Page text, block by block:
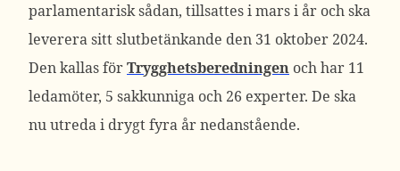
parlamentarisk sådan, tillsattes i mars i år och ska
leverera sitt slutbetänkande den 31 oktober 2024.
Den kallas förTrygghetsberedningen och har 11
ledamöter, 5 sakkunniga och 26 experter. De ska
nu utreda i drygt fyra år nedanstående.